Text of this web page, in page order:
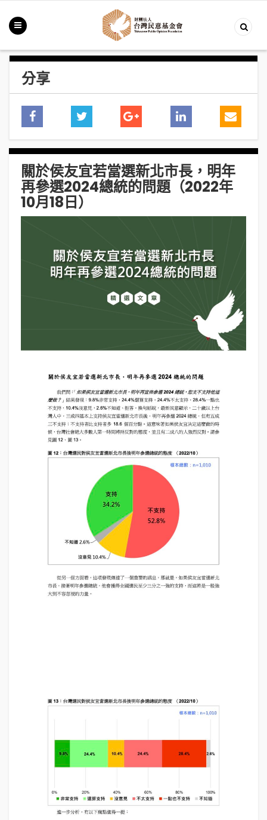
分享
關於侯友宜若當選新北市長，明年
再參選2024總統的問題（2022年
10月18日）